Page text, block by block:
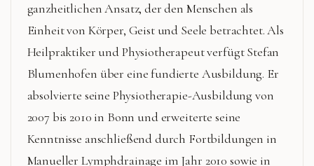
ganzheitlichen Ansatz, der den Menschen als
Einheit von Körper, Geist und Seele betrachtet. Als
Heilpraktiker und Physiotherapeut verfügt Stefan
Blumenhofen über eine fundierte Ausbildung. Er
absolvierte seine Physiotherapie-Ausbildung von
2007 bis 2010 in Bonn und erweiterte seine
Kenntnisse anschließend durch Fortbildungen in
Manueller Lymphdrainage im Jahr 2010 sowie in